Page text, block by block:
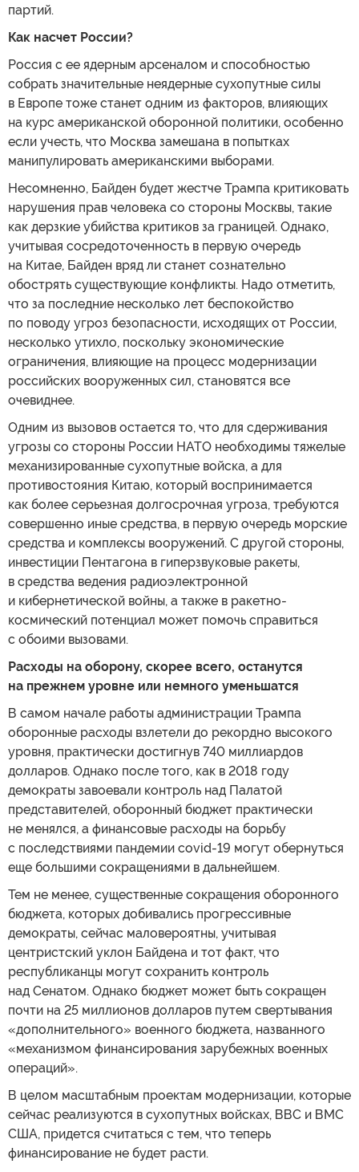
партий.
Как насчет России?
Россия с ее ядерным арсеналом и способностью
собрать значительные неядерные сухопутные силы
в Европе тоже станет одним из факторов, влияющих
на курс американской оборонной политики, особенно
если учесть, что Москва замешана в попытках
манипулировать американскими выборами.
Несомненно, Байден будет жестче Трампа критиковать
нарушения прав человека со стороны Москвы, такие
как дерзкие убийства критиков за границей. Однако,
учитывая сосредоточенность в первую очередь
на Китае, Байден вряд ли станет сознательно
обострять существующие конфликты. Надо отметить,
что за последние несколько лет беспокойство
по поводу угроз безопасности, исходящих от России,
несколько утихло, поскольку экономические
ограничения, влияющие на процесс модернизации
российских вооруженных сил, становятся все
очевиднее.
Одним из вызовов остается то, что для сдерживания
угрозы со стороны России НАТО необходимы тяжелые
механизированные сухопутные войска, а для
противостояния Китаю, который воспринимается
как более серьезная долгосрочная угроза, требуются
совершенно иные средства, в первую очередь морские
средства и комплексы вооружений. С другой стороны,
инвестиции Пентагона в гиперзвуковые ракеты,
в средства ведения радиоэлектронной
и кибернетической войны, а также в ракетно-
космический потенциал может помочь справиться
с обоими вызовами.
Расходы на оборону, скорее всего, останутся
на прежнем уровне или немного уменьшатся
В самом начале работы администрации Трампа
оборонные расходы взлетели до рекордно высокого
уровня, практически достигнув 740 миллиардов
долларов. Однако после того, как в 2018 году
демократы завоевали контроль над Палатой
представителей, оборонный бюджет практически
не менялся, а финансовые расходы на борьбу
с последствиями пандемии covid-19 могут обернуться
еще большими сокращениями в дальнейшем.
Тем не менее, существенные сокращения оборонного
бюджета, которых добивались прогрессивные
демократы, сейчас маловероятны, учитывая
центристский уклон Байдена и тот факт, что
республиканцы могут сохранить контроль
над Сенатом. Однако бюджет может быть сокращен
почти на 25 миллионов долларов путем свертывания
«дополнительного» военного бюджета, названного
«механизмом финансирования зарубежных военных
операций».
В целом масштабным проектам модернизации, которые
сейчас реализуются в сухопутных войсках, ВВС и ВМС
США, придется считаться с тем, что теперь
финансирование не будет расти.